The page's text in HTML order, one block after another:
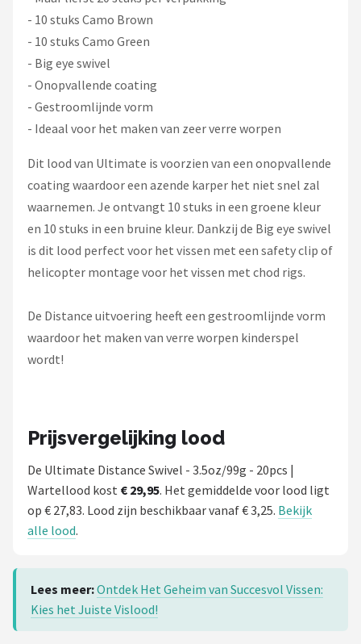
Alle merken →
- 10 stuks Camo Brown
- 10 stuks Camo Green
- Big eye swivel
- Onopvallende coating
- Gestroomlijnde vorm
- Ideaal voor het maken van zeer verre worpen
Dit lood van Ultimate is voorzien van een onopvallende
coating waardoor een azende karper het niet snel zal
waarnemen. Je ontvangt 10 stuks in een groene kleur
en 10 stuks in een bruine kleur. Dankzij de Big eye swivel
is dit lood perfect voor het vissen met een safety clip of
helicopter montage voor het vissen met chod rigs.
De Distance uitvoering heeft een gestroomlijnde vorm
waardoor het maken van verre worpen kinderspel
wordt!
Prijsvergelijking lood
De Ultimate Distance Swivel - 3.5oz/99g - 20pcs |
Wartellood kost € 29,95. Het gemiddelde voor lood ligt
op € 27,83. Lood zijn beschikbaar vanaf € 3,25. Bekijk
alle lood.
Lees meer:Ontdek Het Geheim van Succesvol Vissen:
Kies het Juiste Vislood!